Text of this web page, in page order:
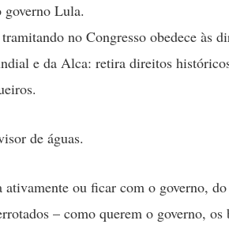
governo Lula.
no Congresso obedece às
e da Alca: retira direitos
de águas.
ativamente ou ficar com o governo,
– como querem o governo, os